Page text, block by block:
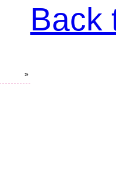
»
Back